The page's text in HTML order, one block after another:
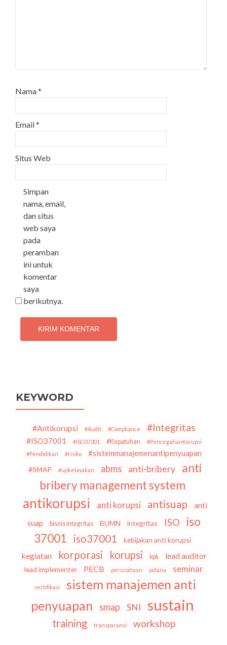
Nama*
Email*
Situs Web
Simpan
nama, email,
dan situs
web saya
pada
peramban
ini untuk
komentar
saya
berikutnya.
KEYWORD
#Antikorupsi #Audit #Compliance #Integritas
#ISO37001 #ISO37301 #Kepatuhan
#PencegahanKorupsi
#Pendidikan
#risiko #sistemmanajemenantipenyuapan
#SMAP #ujikelayakan abms anti-bribery
anti
bribery management system
antikorupsi anti korupsi antisuap
anti
suap
bisnis integritas BUMN integritas ISO
iso
37001
iso37001 kebijakan anti korupsi
kegiatan korporasi korupsi kpk lead auditor
lead implementer PECB perusahaan pidana seminar
sertifikasi
sistem manajemen anti
penyuapan
smap SNI sustain
training transparansi workshop